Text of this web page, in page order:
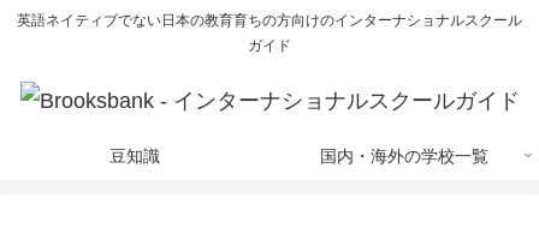
英語ネイティブでない日本の教育育ちの方向けのインターナショナルスクール
ガイド
豆知識 国内・海外の学校一覧